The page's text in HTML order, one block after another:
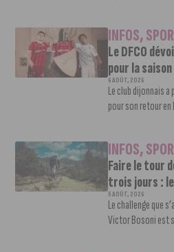
INFOS,
Le DFCO
pour la
6 AOÛT, 2026
Le club dijonnais
pour son retour en
INFOS,
Faire le tour
trois jours :
5 AOÛT, 2026
Le challenge que
Victor Bosoni est